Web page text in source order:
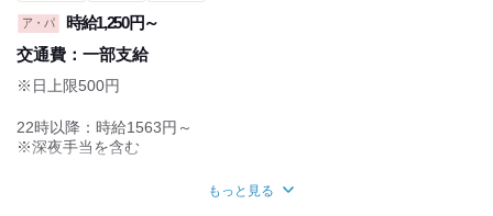
ア・パ
時給1,250円～
交通費： 一部支給
※日上限500円
22時以降：時給1563円～
※深夜手当を含む
もっと見る